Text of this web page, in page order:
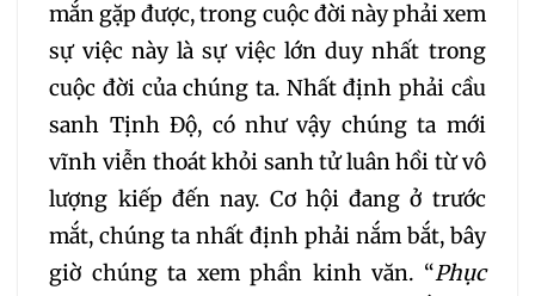
144 145 146 147
148 149 150 151
152 153 154 155
156 157 158 159
mắn gặp được, trong cuộc đời này phải xem
sự việc này là sự việc lớn duy nhất trong
cuộc đời của chúng ta. Nhất định phải cầu
sanh Tịnh Độ, có như vậy chúng ta mới
vĩnh viễn thoát khỏi sanh tử luân hồi từ vô
lượng kiếp đến nay. Cơ hội đang ở trước
mắt, chúng ta nhất định phải nắm bắt, bây
giờ chúng ta xem phần kinh văn. “Phục